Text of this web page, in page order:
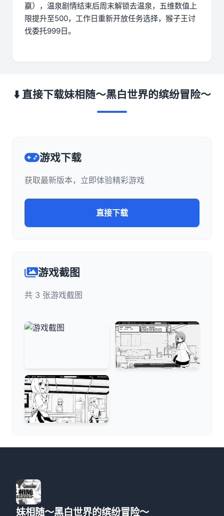
赢），温泉剧情结束后周末解锁去温泉，五维数值上
限提升至500，工作日重新开放任务选择，猴子王讨
伐委托999日。
⬇️ 直接下载妹相随～黑白世界的缤纷冒险～
游戏下载
获取最新版本，立即体验精彩游戏
直接下载
游戏截图
共 3 张游戏截图
妹相随～黑白世界的缤纷冒险～